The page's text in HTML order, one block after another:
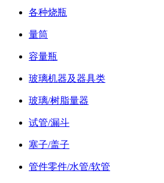
各种烧瓶
量筒
容量瓶
玻璃机器及器具类
玻璃/树脂量器
试管/漏斗
塞子/盖子
管件零件/水管/软管